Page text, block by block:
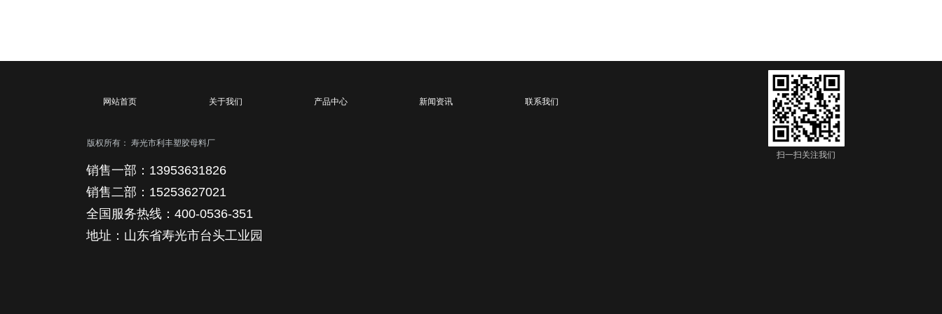
扫一扫关注我们
版权所有： 寿光市利丰塑胶母料厂
网站首页 关于我们 产品中心 新闻资讯 联系我们
销售一部：13953631826
销售二部：15253627021
全国服务热线：400-0536-351
地址：山东省寿光市台头工业园